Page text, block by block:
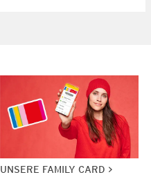
UNSERE FAMILY CARD